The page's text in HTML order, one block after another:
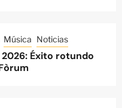
Música Noticias
Éxito rotundo